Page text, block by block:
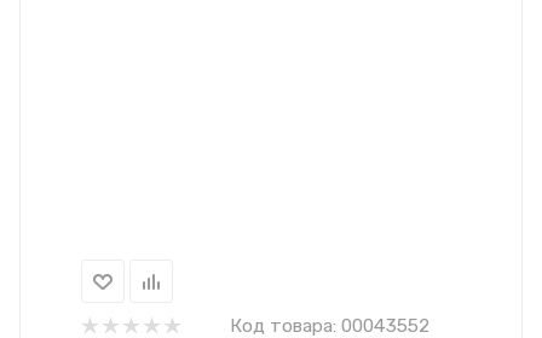
Код товара: 00043552